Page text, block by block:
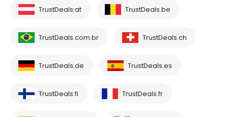
TrustDeals.at TrustDeals.be
TrustDeals.com.br TrustDeals.ch
TrustDeals.de TrustDeals.es
TrustDeals.fi TrustDeals.fr